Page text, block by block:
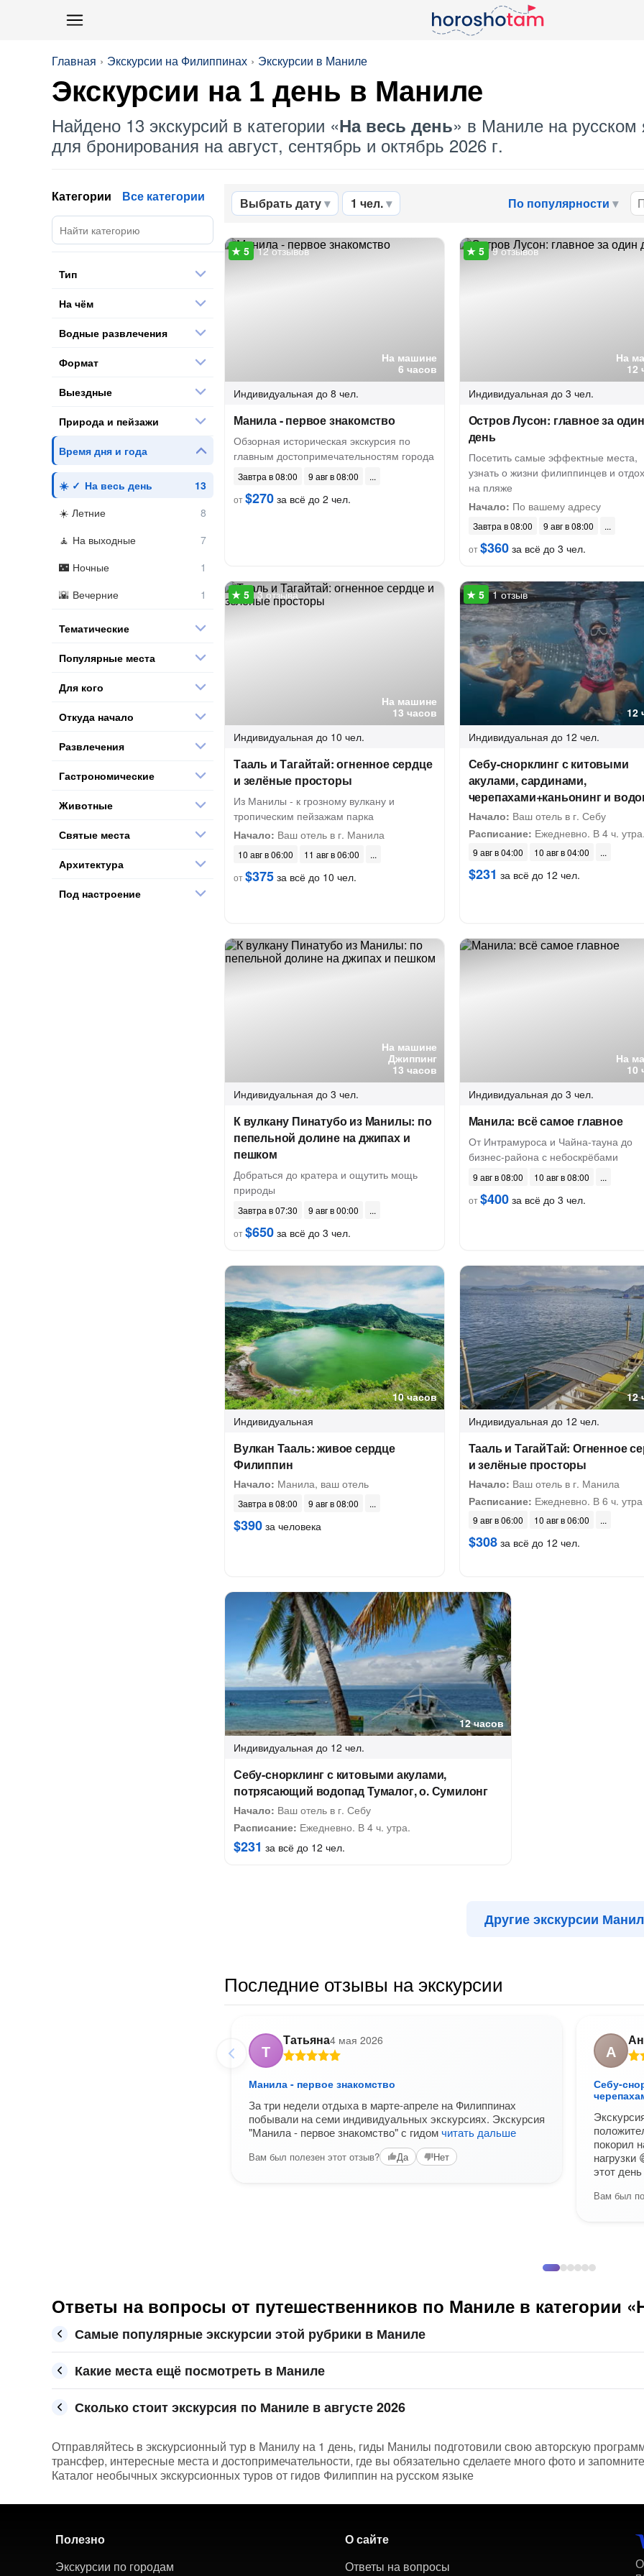
Главная Экскурсии на Филиппинах Экскурсии в Маниле
Экскурсии на 1 день в Маниле
Найдено 13 экскурсий в категории «На весь день» в Маниле на
для бронирования на август, сентябрь и октябрь 2026 г.
Выбрать дату 1 чел. По популярности
На машине
6 часов
12 отзывов
Индивидуальная до 8 чел.
Манила - первое знакомство
Обзорная историческая экскурсия по
главным достопримечательностям города
Завтра в 08:00
9 авг в 08:00
от$270 за всё до 2 чел.
На
12
9 отзывов
Индивидуальная до 3 чел.
Остров Лусон: главное за один
день
Посетить самые эффектные места,
узнать о жизни филиппинцев и
на пляже
Начало: По вашему адресу
Завтра в 08:00
9 авг в 08:00
от$360за всё до 3 чел.
На машине
13 часов
3 отзыва
Индивидуальная до 10 чел.
Тааль и Тагайтай: огненное сердце
и зелёные просторы
Из Манилы - к грозному вулкану и
тропическим пейзажам парка
Начало: Ваш отель в г. Манила
10 авг в 06:00
11 авг в 06:00
от$375 за всё до 10 чел.
12
1 отзыв
Индивидуальная до 12 чел.
Себу-снорклинг с китовыми
акулами, сардинами,
черепахами+каньонинг и
Начало: Ваш отель в г. Себу
Расписание: Ежедневно. В 4 ч.
9 авг в 04:00 10 авг в 04:00
$231 за всё до 12 чел.
На машине
Джиппинг
13 часов
Индивидуальная до 3 чел.
К вулкану Пинатубо из Манилы: по
пепельной долине на джипах и
пешком
Добраться до кратера и ощутить мощь
природы
Завтра в 07:30
9 авг в 00:00
от$650 за всё до 3 чел.
На
10
Индивидуальная до 3 чел.
Манила: всё самое главное
От Интрамуроса и Чайна-тауна до
бизнес-района с небоскрёбами
9 авг в 08:00
10 авг в 08:00
от$400за всё до 3 чел.
10 часов
Индивидуальная
Вулкан Тааль: живое сердце
Филиппин
Начало: Манила, ваш отель
Завтра в 08:00 9 авг в 08:00
$390 за человека
12
Индивидуальная до 12 чел.
Тааль и ТагайТай: Огненное
и зелёные просторы
Начало: Ваш отель в г. Манила
Расписание: Ежедневно. В 6 ч. утра
9 авг в 06:00 10 авг в 06:00
$308за всё до 12 чел.
12 часов
Индивидуальная до 12 чел.
Себу-снорклинг с китовыми акулами,
потрясающий водопад Тумалог, о. Сумилонг
Начало: Ваш отель в г. Себу
Расписание: Ежедневно. В 4 ч. утра.
$231 за всё до 12 чел.
Другие экскурсии
Последние отзывы на экскурсии
Т
Татьяна4 мая 2026
Манила - первое знакомство
За три недели отдыха в марте-апреле на Филиппинах
побывали на семи индивидуальных экскурсиях. Экскурсия
"Манила - первое знакомство" с гидомчитать дальше
Вам был полезен этот отзыв? Да Нет
А
Себу-
покорил
этот день
Вам был
Категории Все категории
Тип
На чём
Водные развлечения
Формат
Выездные
Природа и пейзажи
Время дня и года
На весь день
Летние
На выходные
Ночные
Вечерние
Тематические
Популярные места
Для кого
Откуда начало
Развлечения
Гастрономические
Животные
Святые места
Архитектура
Под настроение
Ответы на вопросы от путешественников по Маниле в категории
Самые популярные экскурсии этой рубрики в Маниле
Какие места ещё посмотреть в Маниле
Сколько стоит экскурсия по Маниле в августе 2026
Отправляйтесь в экскурсионный тур в Манилу на 1 день, гиды Манилы подготовили свою авторскую
трансфер, интересные места и достопримечательности, где вы обязательно сделаете много фото и
Каталог необычных экскурсионных туров от гидов Филиппин на русском языке
Полезно
Экскурсии по городам
О сайте
Ответы на вопросы